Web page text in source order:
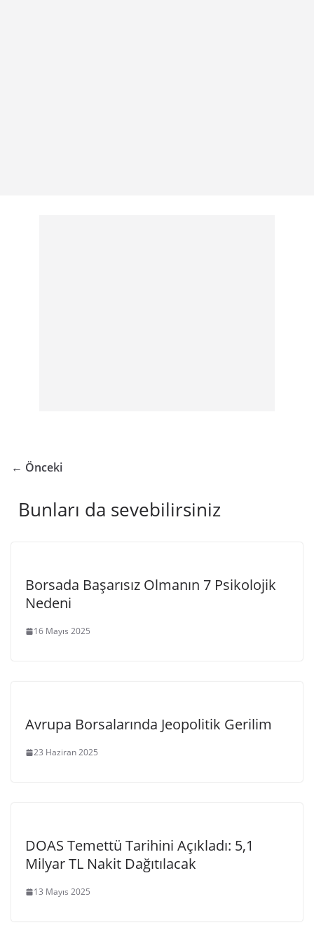
← Önceki
Bunları da sevebilirsiniz
Borsada Başarısız Olmanın 7 Psikolojik
Nedeni
16 Mayıs 2025
Avrupa Borsalarında Jeopolitik Gerilim
23 Haziran 2025
DOAS Temettü Tarihini Açıkladı: 5,1
Milyar TL Nakit Dağıtılacak
13 Mayıs 2025